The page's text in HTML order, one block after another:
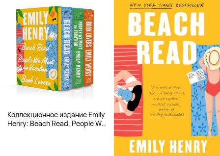
Коллекционное издание Emily
Henry: Beach Read, People We